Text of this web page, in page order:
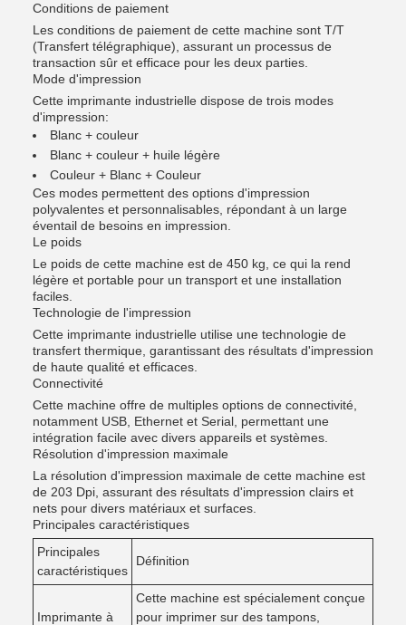
Conditions de paiement
Les conditions de paiement de cette machine sont T/T
(Transfert télégraphique), assurant un processus de
transaction sûr et efficace pour les deux parties.
Mode d'impression
Cette imprimante industrielle dispose de trois modes
d'impression:
Blanc + couleur
Blanc + couleur + huile légère
Couleur + Blanc + Couleur
Ces modes permettent des options d'impression
polyvalentes et personnalisables, répondant à un large
éventail de besoins en impression.
Le poids
Le poids de cette machine est de 450 kg, ce qui la rend
légère et portable pour un transport et une installation
faciles.
Technologie de l'impression
Cette imprimante industrielle utilise une technologie de
transfert thermique, garantissant des résultats d'impression
de haute qualité et efficaces.
Connectivité
Cette machine offre de multiples options de connectivité,
notamment USB, Ethernet et Serial, permettant une
intégration facile avec divers appareils et systèmes.
Résolution d'impression maximale
La résolution d'impression maximale de cette machine est
de 203 Dpi, assurant des résultats d'impression clairs et
nets pour divers matériaux et surfaces.
Principales caractéristiques
Principales
caractéristiques
Définition
Imprimante à
Cette machine est spécialement conçue
pour imprimer sur des tampons,